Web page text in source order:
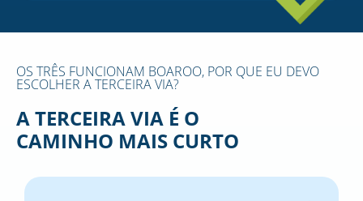
OS TRÊS FUNCIONAM BOAROO, POR QUE EU DEVO
ESCOLHER A TERCEIRA VIA?
A TERCEIRA VIA É O
CAMINHO MAIS CURTO